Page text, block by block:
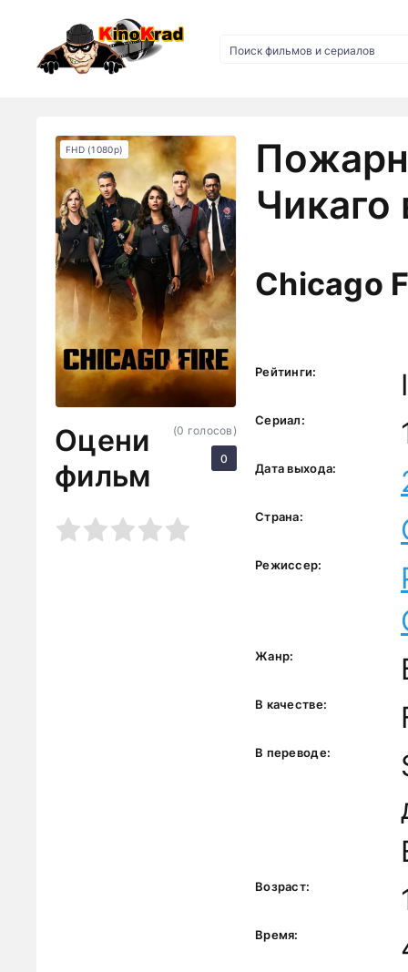
Чикаго
Chicago
FHD (1080p)
Оцени
фильм
5
(0 голосов)
0
Рейтинги:
Сериал:
Дата выхода:
Страна:
Режиссер:
Жанр:
В качестве:
В переводе:
Возраст:
Время: